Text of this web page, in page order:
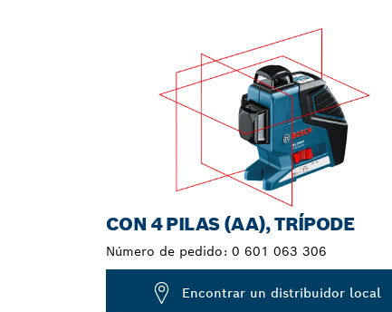
CON 4 PILAS (AA), TRÍPODE
Número de pedido: 0 601 063 306
Encontrar un distribuidor local